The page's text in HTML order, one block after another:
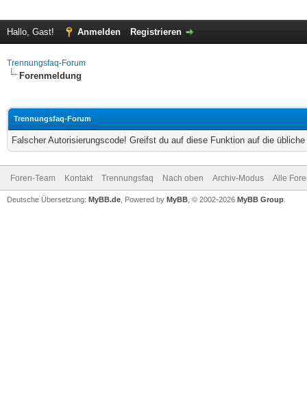
Hallo, Gast! Anmelden Registrieren
Trennungsfaq-Forum
Forenmeldung
Trennungsfaq-Forum
Falscher Autorisierungscode! Greifst du auf diese Funktion auf die
Foren-Team Kontakt Trennungsfaq Nach oben Archiv-Modus Alle
Deutsche Übersetzung: MyBB.de , Powered by MyBB , © 2002-2026 MyBB Group